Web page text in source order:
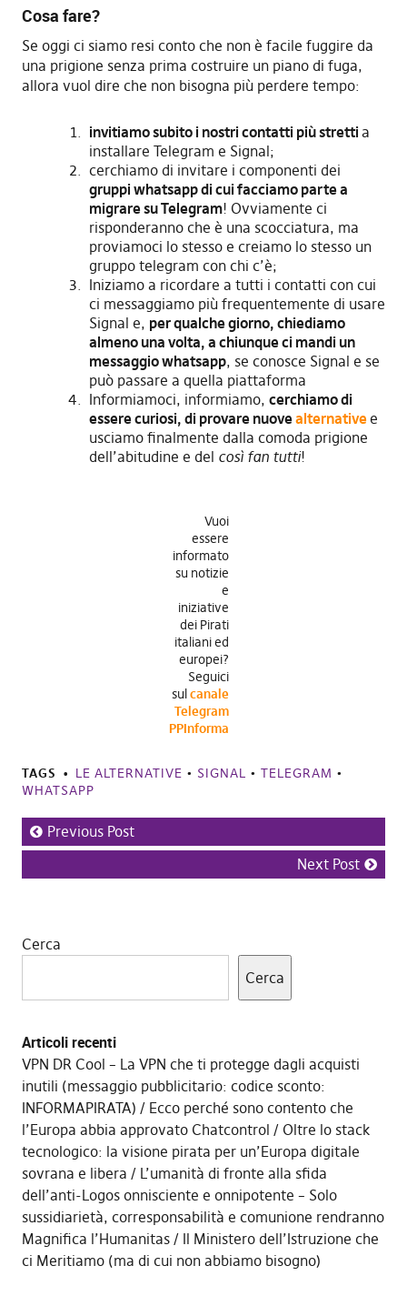
Cosa fare?
Se oggi ci siamo resi conto che non è facile fuggire da
una prigione senza prima costruire un piano di fuga,
allora vuol dire che non bisogna più perdere tempo:
invitiamo subito i nostri contatti più stretti a
installare Telegram e Signal;
cerchiamo di invitare i componenti dei
gruppi whatsapp di cui facciamo parte a
migrare su Telegram! Ovviamente ci
risponderanno che è una scocciatura, ma
proviamoci lo stesso e creiamo lo stesso un
gruppo telegram con chi c’è;
Iniziamo a ricordare a tutti i contatti con cui
ci messaggiamo più frequentemente di usare
Signal e, per qualche giorno, chiediamo
almeno una volta, a chiunque ci mandi un
messaggio whatsapp, se conosce Signal e se
può passare a quella piattaforma
Informiamoci, informiamo, cerchiamo di
essere curiosi, di provare nuovealternativee
usciamo finalmente dalla comoda prigione
dell’abitudine e del così fan tutti!
Vuoi
essere
informato
su notizie
e
iniziative
dei Pirati
italiani ed
europei?
Seguici
sul canale
Telegram
PPInforma
TAGS LE ALTERNATIVE • SIGNAL • TELEGRAM •
WHATSAPP
Previous Post
Next Post
Cerca
Cerca
Articoli recenti
VPN DR Cool – La VPN che ti protegge dagli acquisti
inutili (messaggio pubblicitario: codice sconto:
INFORMAPIRATA)
Ecco perché sono contento che
l’Europa abbia approvato Chatcontrol
Oltre lo stack
tecnologico: la visione pirata per un’Europa digitale
sovrana e libera
L’umanità di fronte alla sfida
dell’anti-Logos onnisciente e onnipotente – Solo
sussidiarietà, corresponsabilità e comunione rendranno
Magnifica l’Humanitas
Il Ministero dell’Istruzione che
ci Meritiamo (ma di cui non abbiamo bisogno)